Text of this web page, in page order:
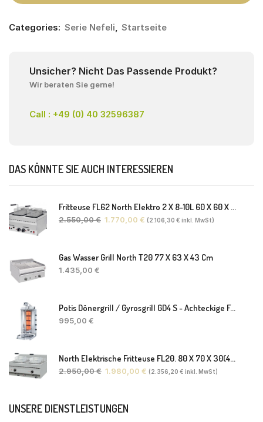
Categories: Serie Nefeli, Startseite
Unsicher? Nicht Das Passende Produkt?
Wir beraten Sie gerne!
Call : +49 (0) 40 32596387
DAS KÖNNTE SIE AUCH INTERESSIEREN
Fritteuse FL62 North Elektro 2 X 8-10L 60 X 60 X 30(38) Cm
2.550,00€ 1.770,00 € (2.106,30 € inkl. MwSt)
Gas Wasser Grill North T20 77 X 63 X 43 Cm
1.435,00 €
Potis Dönergrill / Gyrosgrill GD4 S - Achteckige Fettwanne-Ohne Schaufel
995,00 €
North Elektrische Fritteuse FL20. 80 X 70 X 30(46) Cm
2.950,00€ 1.980,00 € (2.356,20 € inkl. MwSt)
UNSERE DIENSTLEISTUNGEN